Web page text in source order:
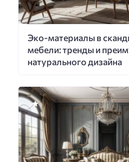
Эко-материалы в
мебели: тренды и
натурального дизайна